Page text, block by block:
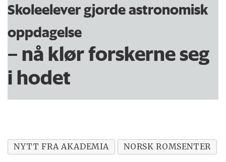
Skoleelever gjorde astronomisk
oppdagelse
– nå klør forskerne seg
i hodet
NYTT FRA AKADEMIA NORSK ROMSENTER